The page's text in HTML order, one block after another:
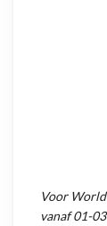
Voor
vanaf01-